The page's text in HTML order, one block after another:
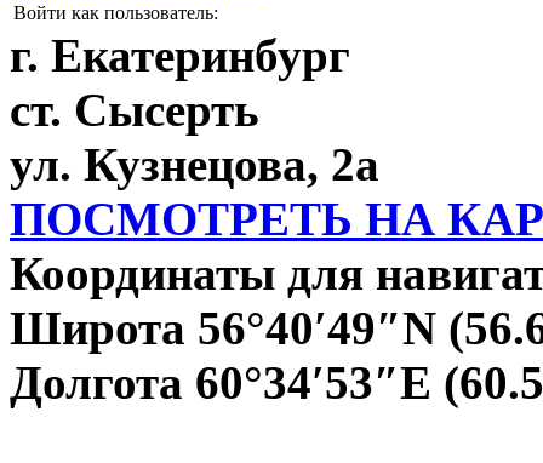
Войти как пользователь:
г. Екатеринбург
ст. Сысерть
ул. Кузнецова, 2а
ПОСМОТРЕТЬ НА
Координаты для
Широта 56°40′49″N
Долгота 60°34′53″E